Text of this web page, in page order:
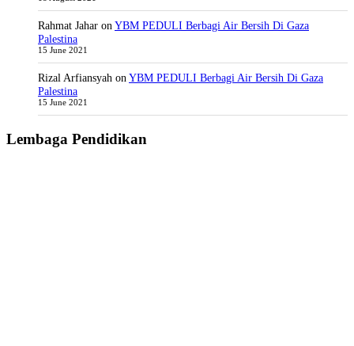
Rahmat Jahar onYBM PEDULI Berbagi Air Bersih Di Gaza
Palestina
15 June 2021
Rizal Arfiansyah onYBM PEDULI Berbagi Air Bersih Di Gaza
Palestina
15 June 2021
Lembaga Pendidikan